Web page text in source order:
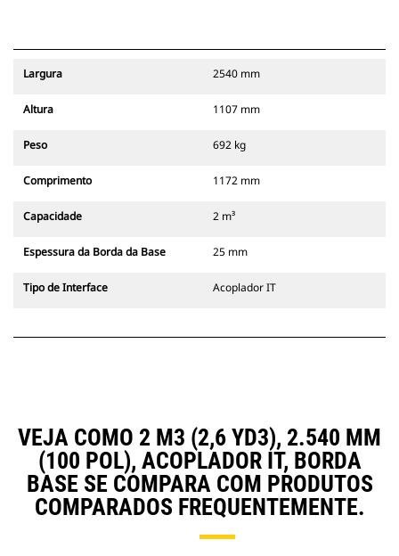
Largura 2540 mm
Altura 1107 mm
Peso 692 kg
Comprimento 1172 mm
Capacidade 2 m³
Espessura da Borda da Base 25 mm
Tipo de Interface Acoplador IT
VEJA COMO 2 M3 (2,6 YD3), 2.540 MM
(100 POL), ACOPLADOR IT, BORDA
BASE SE COMPARA COM PRODUTOS
COMPARADOS FREQUENTEMENTE.